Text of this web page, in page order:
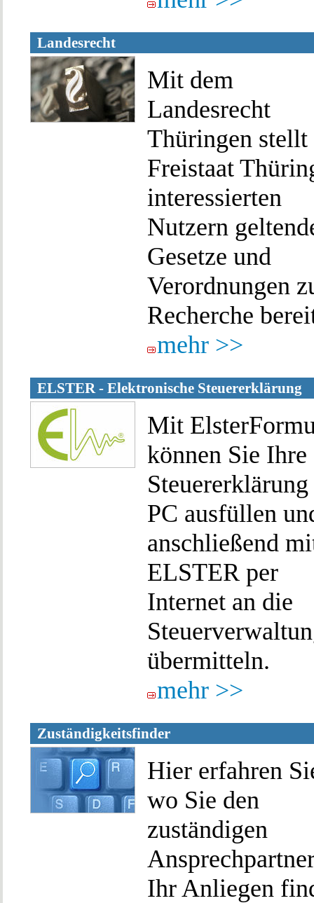
Landesrecht
Mit dem
Landesrecht
Thüringen stellt
Freistaat
interessierten
Nutzern
Gesetze und
Verordnungen
Recherche
mehr >>
ELSTER - Elektronische Steuererklärung
Mit
können Sie Ihre
Steuererklärung
PC ausfüllen
anschließend
ELSTER per
Internet an die
übermitteln.
mehr >>
Zuständigkeitsfinder
Hier erfahren
wo Sie den
zuständigen
Ihr Anliegen